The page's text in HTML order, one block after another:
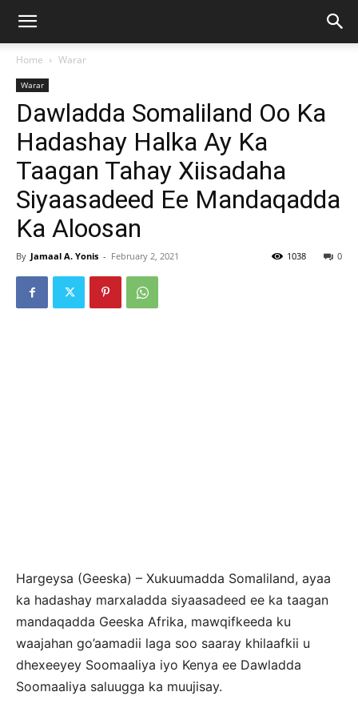
Home Warar
Warar
Dawladda Somaliland Oo Ka
Hadashay Halka Ay Ka
Taagan Tahay Xiisadaha
Siyaasadeed Ee Mandaqadda
Ka Aloosan
By Jamaal A. Yonis - February 2, 2021 0
1038
Hargeysa (Geeska) – Xukuumadda Somaliland, ayaa
ka hadashay marxaladda siyaasadeed ee ka taagan
mandaqadda Geeska Afrika, mawqifkeeda ku
waajahan go’aamadii laga soo saaray khilaafkii u
dhexeeyey Soomaaliya iyo Kenya ee Dawladda
Soomaaliya saluugga ka muujisay.